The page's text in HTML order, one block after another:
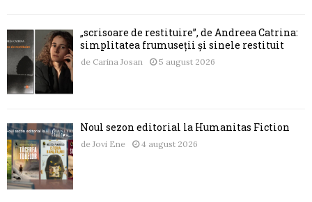
„scrisoare de restituire”, de Andreea Catrina:
simplitatea frumuseții și sinele restituit
de Carina Josan 5 august 2026
Noul sezon editorial la Humanitas Fiction
de Jovi Ene 4 august 2026